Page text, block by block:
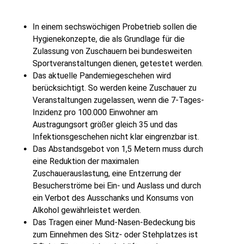
In einem sechswöchigen Probetrieb sollen die
Hygienekonzepte, die als Grundlage für die
Zulassung von Zuschauern bei bundesweiten
Sportveranstaltungen dienen, getestet werden.
Das aktuelle Pandemiegeschehen wird
berücksichtigt. So werden keine Zuschauer zu
Veranstaltungen zugelassen, wenn die 7-Tages-
Inzidenz pro 100.000 Einwohner am
Austragungsort größer gleich 35 und das
Infektionsgeschehen nicht klar eingrenzbar ist.
Das Abstandsgebot von 1,5 Metern muss durch
eine Reduktion der maximalen
Zuschauerauslastung, eine Entzerrung der
Besucherströme bei Ein- und Auslass und durch
ein Verbot des Ausschanks und Konsums von
Alkohol gewährleistet werden.
Das Tragen einer Mund-Nasen-Bedeckung bis
zum Einnehmen des Sitz- oder Stehplatzes ist